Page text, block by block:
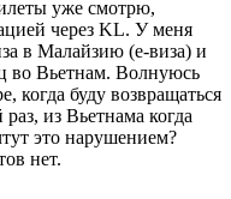
уже смотрю,
через KL. У меня
в Малайзию (е-виза) и
во Вьетнам. Волнуюсь
когда буду возвращаться
из Вьетнама когда
это нарушением?
нет.